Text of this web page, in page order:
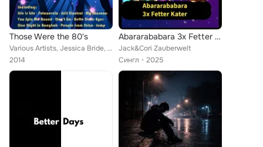
Those Were the 80's
Various Artists, Jessica Bride, Linda Stewart, Tom Price, Blue Box, Reclaimer, Willlian Cross, Slot Machine, Carol Jane, Famous ...
2014
Abararababara 3x Fetter Kater
Jack&Cori Zauberwelt
Сингл
2025